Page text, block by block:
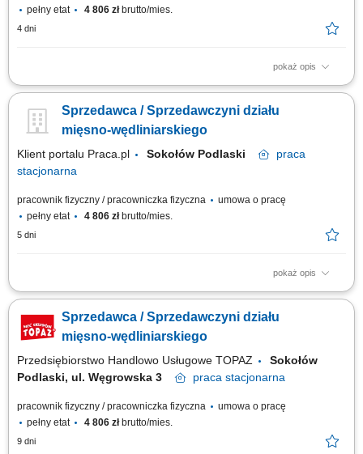
pełny etat
4 806 złbrutto/mies.
4 dni
pokaż opis
Twoje główne zadania: zapewnienie profesjonalnej obsługi Klientów
towarów na dziale świeżym - mięso, wędliny, sery itp. oraz monitorowanie
terminów przydatności do spożycia, aktywna sprzedaż produktów,
Sprzedawca / Sprzedawczyni działu
mięsno-wędliniarskiego
Klient portalu Praca.pl Sokołów Podlaski
praca
stacjonarna
pracownik fizyczny / pracowniczka fizyczna
umowa o pracę
pełny etat
4 806 złbrutto/mies.
5 dni
pokaż opis
obsługa klientów w obszarze produktów mięsno-wędliniarskich; dbanie o
terminów przydatności produktów; aktywne wsparcie sprzedaży i
doradztwo dla klientów; utrzymywanie czystości oraz standardów
Sprzedawca / Sprzedawczyni działu
mięsno-wędliniarskiego
Przedsiębiorstwo Handlowo Usługowe TOPAZ
Sokołów
Podlaski, ul. Węgrowska 3
praca stacjonarna
pracownik fizyczny / pracowniczka fizyczna
umowa o pracę
pełny etat
4 806 złbrutto/mies.
9 dni